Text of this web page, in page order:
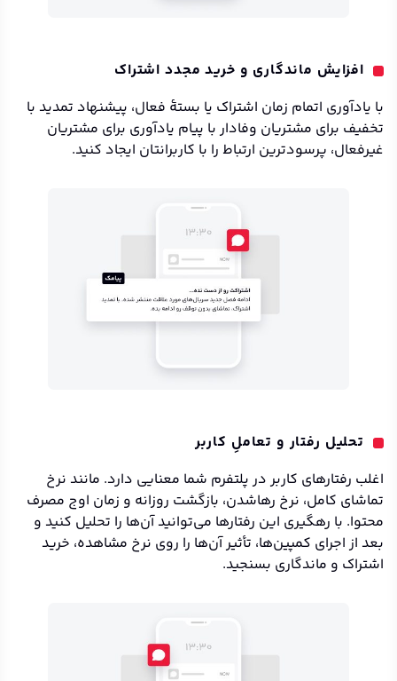
افزایش ماندگاری و خرید مجدد اشتراک
با یادآوری اتمام زمان اشتراک یا بستهٔ فعال، پیشنهاد تمدید با
تخفیف برای مشتریان وفادار با پیام یادآوری برای مشتریان
غیرفعال، پرسودترین ارتباط را با کاربرانتان ایجاد کنید.
تحلیل رفتار و تعاملِ کاربر
اغلب رفتارهای کاربر در پلتفرم شما معنایی دارد. مانند نرخ
تماشای کامل، نرخ رهاشدن، بازگشت روزانه و زمان اوج مصرف
محتوا. با رهگیری این رفتارها می‌توانید آن‌ها را تحلیل کنید و
بعد از اجرای کمپین‌ها، تأثیر آن‌ها را روی نرخ مشاهده، خرید
اشتراک و ماندگاری بسنجید.